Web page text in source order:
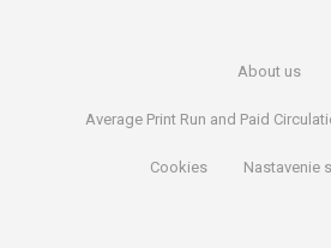
About us
Average Print Run and Paid
Cookies Nastavenie